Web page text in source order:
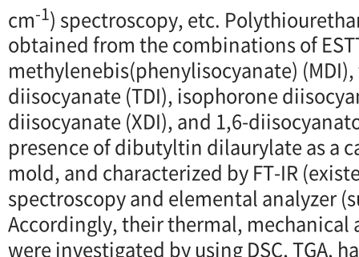
cm-1) spectroscopy, etc.
obtained from the combinations of
methylenebis(phenylisocyanate)
diisocyanate (TDI), isophorone
diisocyanate (XDI), and 1,6-
presence of dibutyltin dilaurylate as a
mold, and characterized by FT-IR
spectroscopy and elemental analyzer
Accordingly, their thermal,
were investigated by using DSC, TGA,